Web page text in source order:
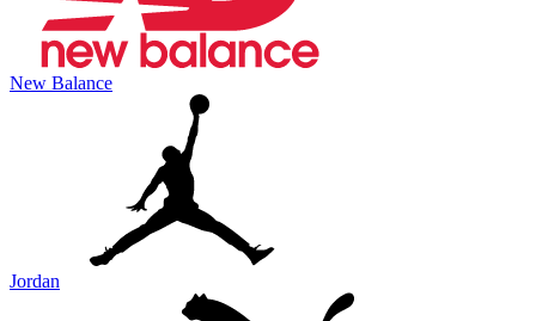
New Balance
Jordan